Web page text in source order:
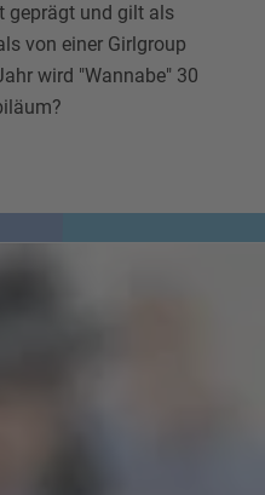
geprägt und gilt als
von einer Girlgroup
wird "Wannabe" 30